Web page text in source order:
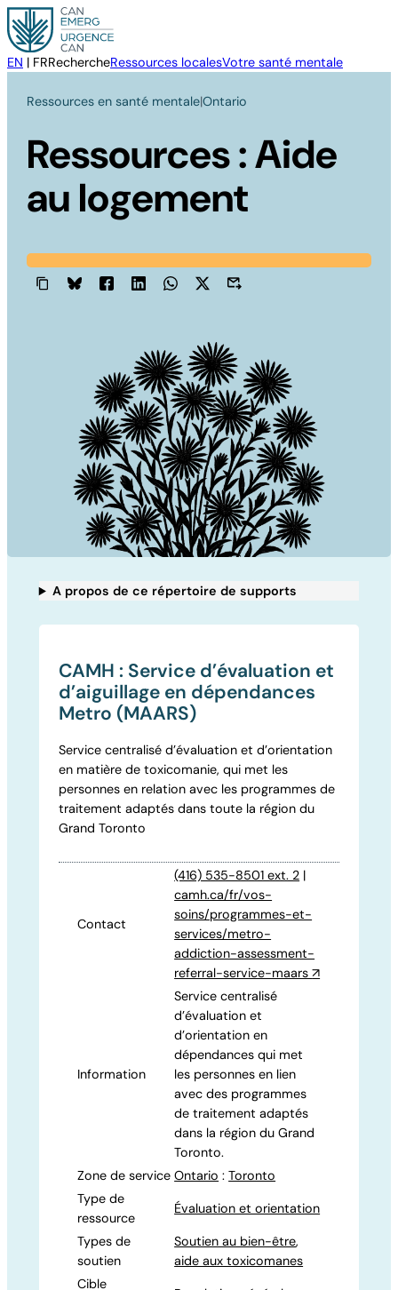
Aller
au
contenu
EN | FRRechercheRessources localesVotre santé mentale
Ressources en santé mentale|Ontario
Ressources : Aide
au logement
A propos de ce répertoire de supports
CAMH : Service d’évaluation et
d’aiguillage en dépendances
Metro (MAARS)
Service centralisé d’évaluation et d’orientation
en matière de toxicomanie, qui met les
personnes en relation avec les programmes de
traitement adaptés dans toute la région du
Grand Toronto
Contact
(416) 535-8501 ext. 2 |
camh.ca/fr/vos-
soins/programmes-et-
services/metro-
addiction-assessment-
referral-service-maars↗
Information
Service centralisé
d’évaluation et
d’orientation en
dépendances qui met
les personnes en lien
avec des programmes
de traitement adaptés
dans la région du Grand
Toronto.
Zone de service Ontario :Toronto
Type de
ressource
Évaluation et orientation
Types de
soutien
Soutien au bien-être,
aide aux toxicomanes
Cible